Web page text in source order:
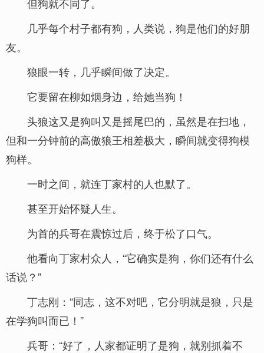
几乎每个村子都有狗，人类说，狗是他们的好朋
友。
狼眼一转，几乎瞬间做了决定。
它要留在柳如烟身边，给她当狗！
头狼这又是狗叫又是摇尾巴的，虽然是在扫地，
但和一分钟前的高傲狼王相差极大，瞬间就变得狗模
狗样。
一时之间，就连丁家村的人也默了。
甚至开始怀疑人生。
为首的兵哥在震惊过后，终于松了口气。
他看向丁家村众人，“它确实是狗，你们还有什么
话说？”
丁志刚：“同志，这不对吧，它分明就是狼，只是
在学狗叫而已！”
兵哥：“好了，人家都证明了是狗，就别抓着不